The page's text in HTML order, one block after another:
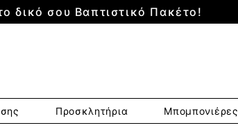
δικό σου Βαπτιστικό Πακέτο!
Προσκλητήρια Μπομπονιέρες